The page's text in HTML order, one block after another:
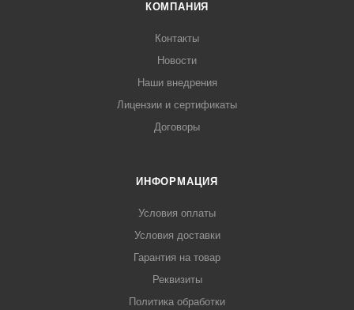
КОМПАНИЯ
Контакты
Новости
Наши внедрения
Лицензии и сертификаты
Договоры
ИНФОРМАЦИЯ
Условия оплаты
Условия доставки
Гарантия на товар
Реквизиты
Политика обработки